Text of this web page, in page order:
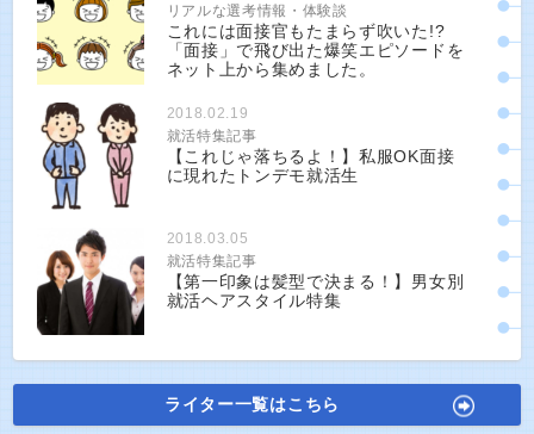
リアルな選考情報・体験談
これには面接官もたまらず吹いた!?
「面接」で飛び出た爆笑エピソードを
ネット上から集めました。
2018.02.19
就活特集記事
【これじゃ落ちるよ！】私服OK面接
に現れたトンデモ就活生
2018.03.05
就活特集記事
【第一印象は髪型で決まる！】男女別
就活ヘアスタイル特集
ライター一覧はこちら